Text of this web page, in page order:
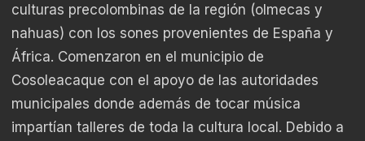
culturas precolombinas de la región (olmecas y
nahuas) con los sones provenientes de España y
África. Comenzaron en el municipio de
Cosoleacaque con el apoyo de las autoridades
municipales donde además de tocar música
impartían talleres de toda la cultura local. Debido a